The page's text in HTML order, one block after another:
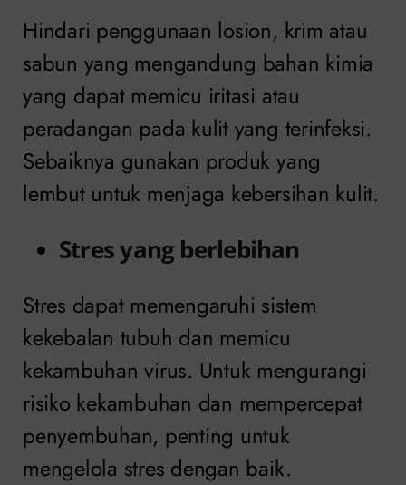
Hindari penggunaan losion, krim atau
sabun yang mengandung bahan kimia
yang dapat memicu iritasi atau
peradangan pada kulit yang terinfeksi.
Sebaiknya gunakan produk yang
lembut untuk menjaga kebersihan kulit.
Stres yang berlebihan
Stres dapat memengaruhi sistem
kekebalan tubuh dan memicu
kekambuhan virus. Untuk mengurangi
risiko kekambuhan dan mempercepat
penyembuhan, penting untuk
mengelola stres dengan baik.